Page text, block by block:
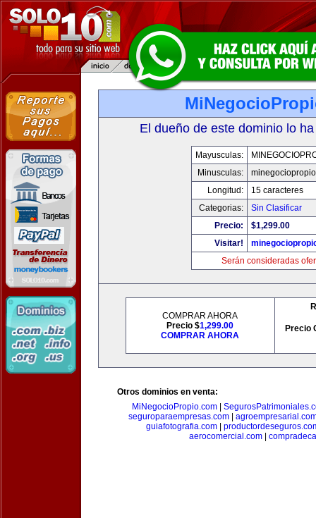
El dueño de este dominio lo
Mayusculas:
Minusculas:
Longitud:
15 caracteres
Categorias:
Sin Clasificar
Precio:
$1,299.00
Visitar!
Serán consideradas
COMPRAR AHORA
Precio $1,299.00
COMPRAR AHORA
Precio
Otros dominios en venta:
MiNegocioPropio.com|
seguroparaempresas.com
guiafotografia.com
aerocomercial.com|